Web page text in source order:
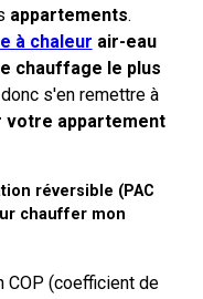
appartements.
à chaleur air-eau
chauffage le plus
s'en remettre à
votre appartement
réversible (PAC
chauffer mon
COP (coefficient de